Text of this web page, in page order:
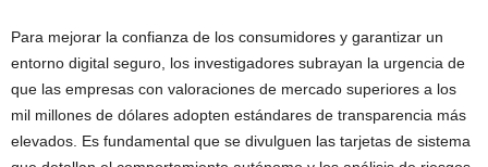
Para mejorar la confianza de los consumidores y garantizar un
entorno digital seguro, los investigadores subrayan la urgencia de
que las empresas con valoraciones de mercado superiores a los
mil millones de dólares adopten estándares de transparencia más
elevados. Es fundamental que se divulguen las tarjetas de sistema